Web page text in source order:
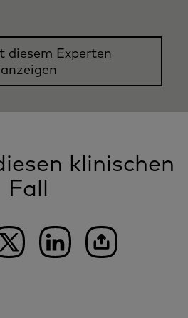
diesem Experten
anzeigen
klinischen
Fall